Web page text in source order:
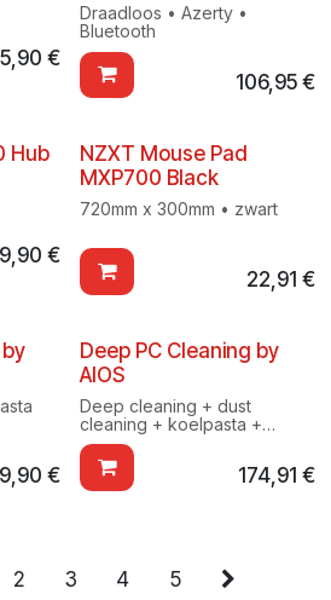
€
Draadloos • Azerty •
Bluetooth
106,95€
Hub
€
NZXT Mouse Pad
MXP700 Black
720mm x 300mm • zwart
22,91 €
€
Deep PC Cleaning by
AIOS
Deep cleaning + dust
cleaning + koelpasta +
testing
174,91 €
2 3 4 5